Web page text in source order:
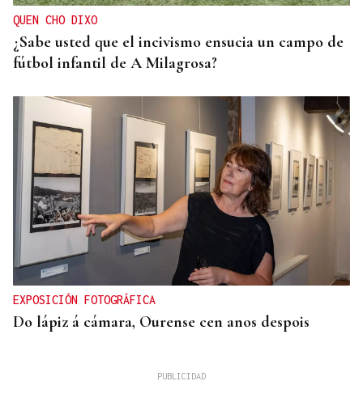
QUEN CHO DIXO
¿Sabe usted que el incivismo ensucia un campo de
fútbol infantil de A Milagrosa?
EXPOSICIÓN FOTOGRÁFICA
Do lápiz á cámara, Ourense cen anos despois